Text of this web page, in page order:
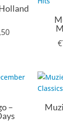
Prijsklasse:
€
–